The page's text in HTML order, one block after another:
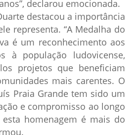
declarou emocionada.
destacou a importância
representa. “A Medalha do
é um reconhecimento aos
à população ludovicense,
projetos que beneficiam
mais carentes. O
Praia Grande tem sido um
e compromisso ao longo
homenagem é mais do